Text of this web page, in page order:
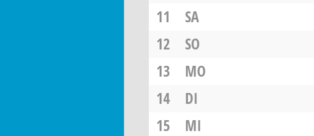
11
SA
12
SO
13
MO
14
DI
15
MI